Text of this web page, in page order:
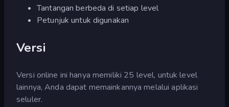
Tantangan berbeda di setiap level
Petunjuk untuk digunakan
Versi
Versi online ini hanya memiliki 25 level, untuk level
lainnya, Anda dapat memainkannya melalui aplikasi
seluler.